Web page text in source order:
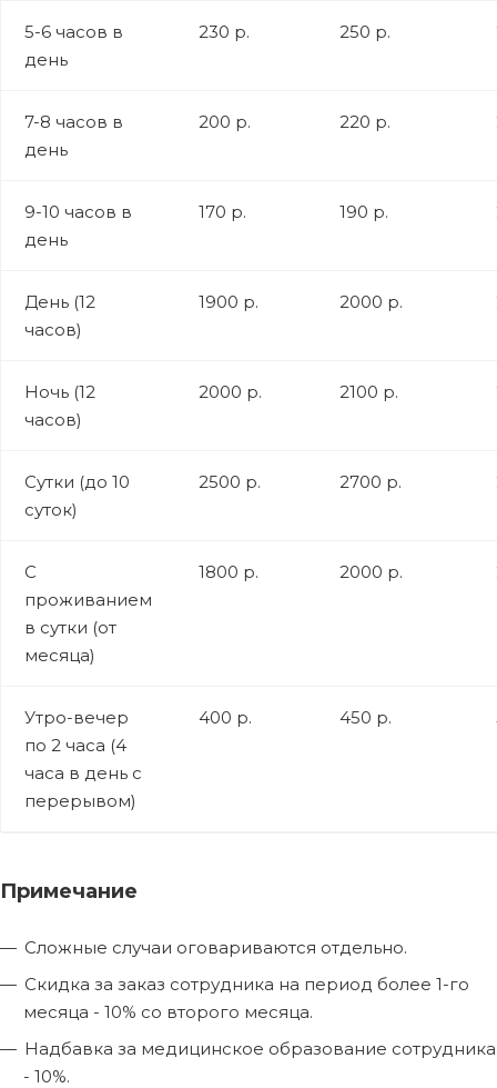
5-6 часов в
день
230 р. 250 р.
7-8 часов в
день
200 р. 220 р.
9-10 часов в
день
170 р. 190 р.
День (12
часов)
1900 р. 2000 р.
Ночь (12
часов)
2000 р. 2100 р.
Сутки (до 10
суток)
2500 р. 2700 р.
С
проживанием
в сутки (от
месяца)
1800 р. 2000 р.
Утро-вечер
по 2 часа (4
часа в день с
перерывом)
400 р. 450 р.
Примечание
Сложные случаи оговариваются отдельно.
Скидка за заказ сотрудника на период более 1-го
месяца - 10% со второго месяца.
Надбавка за медицинское образование сотрудника
- 10%.